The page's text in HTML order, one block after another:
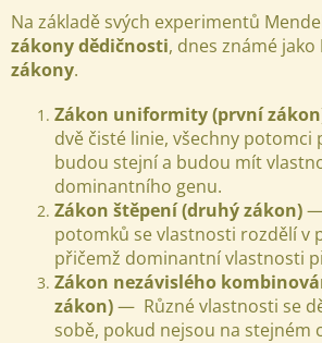
Na základě svých experimentů
zákony dědičnosti, dnes známé jako
zákony.
Zákon uniformity (první
dvě čisté linie, všechny potomci
budou stejní a budou mít
dominantního genu.
Zákon štěpení (druhý zákon)—
potomků se vlastnosti rozdělí v
přičemž dominantní vlastnosti
Zákon nezávislého
zákon)— Různé vlastnosti se
sobě, pokud nejsou na stejném